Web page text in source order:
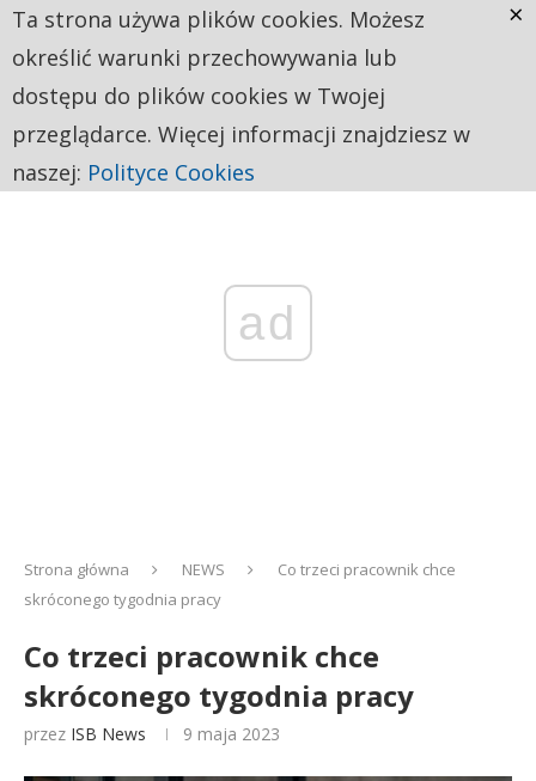
ad
Strona główna NEWS
Co trzeci pracownik chce
skróconego tygodnia pracy
Co trzeci pracownik chce
skróconego tygodnia pracy
przez ISB News 9 maja 2023
Ta strona używa plików cookies. Możesz
określić warunki przechowywania lub
dostępu do plików cookies w Twojej
przeglądarce. Więcej informacji znajdziesz w
naszej: Polityce Cookies
×